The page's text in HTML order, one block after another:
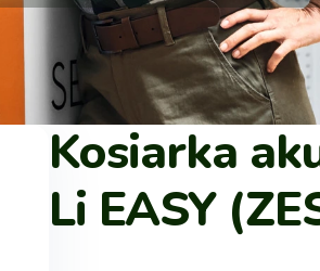
Kosiarka
Li EASY